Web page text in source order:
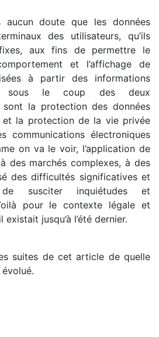
doute que les données
des utilisateurs, qu’ils
aux fins de permettre le
et l’affichage de
à partir des informations
sous le coup des deux
sont la protection des données
et la protection de la vie privée
communications électroniques
on va le voir, l’application de
des marchés complexes, à des
des difficultés significatives et
susciter inquiétudes et
pour le contexte légale et
existait jusqu’à l’été dernier.
suites de cet article de quelle